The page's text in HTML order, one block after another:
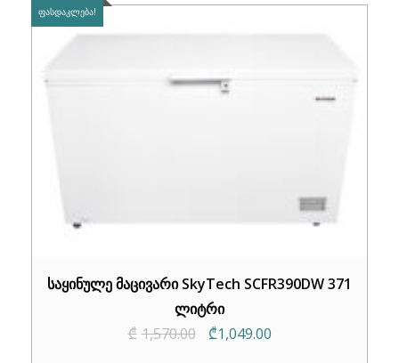
ᲤᲐᲡᲓᲐᲙᲚᲔᲑᲐ!
საყინულე მაცივარი SkyTech SCFR390DW 371
ლიტრი
₾ 1,570.00
Original
₾1,049.00Current